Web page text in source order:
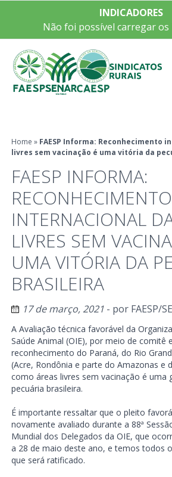
INDICADORES
Não foi possível carregar os
Home » FAESP Informa: Reconhecimento
livres sem vacinação é uma vitória da
FAESP INFORMA:
RECONHECIMENTO
INTERNACIONAL
LIVRES SEM
UMA VITÓRIA DA
BRASILEIRA
17 de março, 2021- por FAESP/
A Avaliação técnica favorável da
Saúde Animal (OIE), por meio de comitê
reconhecimento do Paraná, do Rio
(Acre, Rondônia e parte do Amazonas e
como áreas livres sem vacinação é uma
pecuária brasileira.
É importante ressaltar que o pleito
novamente avaliado durante a 88ª
Mundial dos Delegados da OIE, que
a 28 de maio deste ano, e temos todos
que será ratificado.